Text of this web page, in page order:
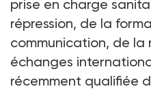
prise en charge
répression, de la
communication, de la
échanges
récemment qualifiée